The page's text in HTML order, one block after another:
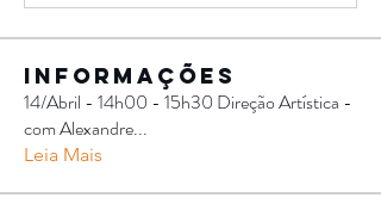
Informações
14/Abril - 14h00 - 15h30 Direção Artística -
com Alexandre...
Leia Mais